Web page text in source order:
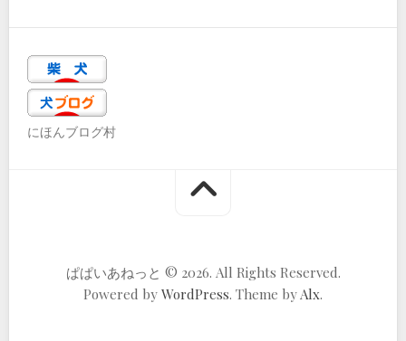
にほんブログ村
ぱぱいあねっと © 2026. All Rights Reserved.
Powered by WordPress. Theme by Alx.